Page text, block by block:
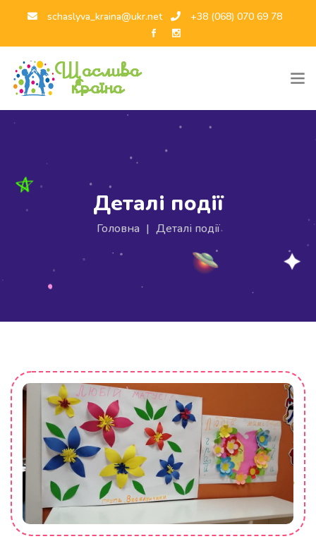
schaslyva_kraina@ukr.net +38 (068) 070 69 78
Деталі події
Головна | Деталі події